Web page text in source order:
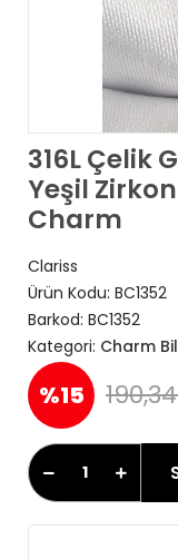
316L Çelik
Yeşil
Charm
Clariss
Ürün Kodu: BC1352
Barkod: BC1352
Kategori: Charm
%15